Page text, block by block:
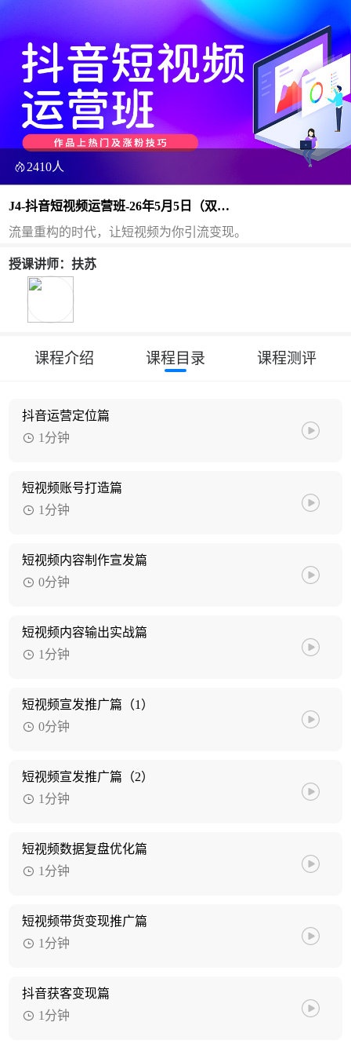
2410人
J4-抖音短视频运营班-26年5月5日（双
师）
流量重构的时代，让短视频为你引流变现。
授课讲师：扶苏
课程介绍 课程目录 课程测评
抖音运营定位篇
1分钟
短视频账号打造篇
1分钟
短视频内容制作宣发篇
0分钟
短视频内容输出实战篇
1分钟
短视频宣发推广篇（1）
0分钟
短视频宣发推广篇（2）
1分钟
短视频数据复盘优化篇
1分钟
短视频带货变现推广篇
1分钟
抖音获客变现篇
1分钟